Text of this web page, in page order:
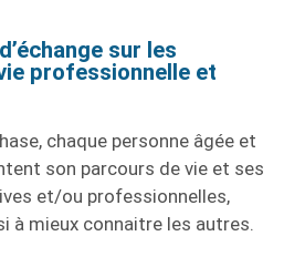
sur les
professionnelle et
chaque personne âgée et
son parcours de vie et ses
et/ou professionnelles,
à mieux connaitre les autres.